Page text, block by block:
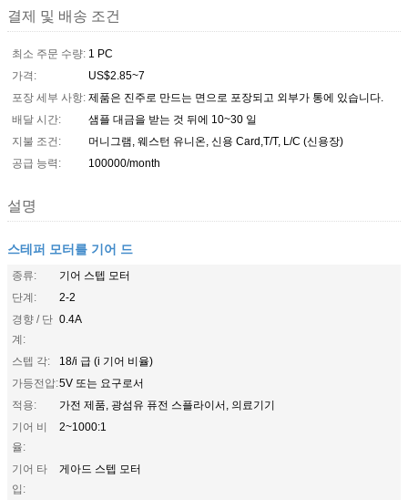
결제 및 배송 조건
최소 주문 수량: 1 PC
가격:
US$2.85~7
포장 세부 사항: 제품은 진주로 만드는 면으로 포장되고 외부가 통에 있습니다.
배달 시간:
샘플 대금을 받는 것 뒤에 10~30 일
지불 조건:
머니그램, 웨스턴 유니온, 신용 Card,T/T, L/C (신용장)
공급 능력:
100000/month
설명
스테퍼 모터를 기어 드
종류:
기어 스텝 모터
단계:
2-2
경향 / 단
계:
0.4A
스텝 각:
18/i 급 (i 기어 비율)
가등전압:5V 또는 요구로서
적용:
가전 제품, 광섬유 퓨전 스플라이서, 의료기기
기어 비
율:
2~1000:1
기어 타
입:
게아드 스텝 모터